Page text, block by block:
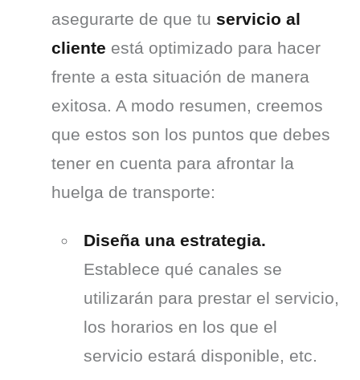
asegurarte de que tu servicio al
cliente está optimizado para hacer
frente a esta situación de manera
exitosa. A modo resumen, creemos
que estos son los puntos que debes
tener en cuenta para afrontar la
huelga de transporte:
Diseña una estrategia.
Establece qué canales se
utilizarán para prestar el servicio,
los horarios en los que el
servicio estará disponible, etc.